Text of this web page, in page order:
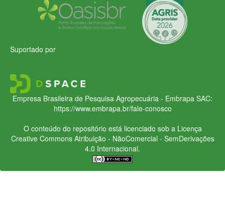
Suportado por
Empresa Brasileira de Pesquisa Agropecuária - Embrapa SAC:
https://www.embrapa.br/fale-conosco
O conteúdo do repositório está licenciado sob a Licença
Creative CommonsAtribuição - NãoComercial - SemDerivações
4.0 Internacional.